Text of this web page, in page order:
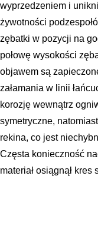
wyprzedzeniem i
żywotności
zębatki w pozycji na
połowę wysokości
objawem są
załamania w linii
korozję wewnątrz
symetryczne,
rekina, co jest
Częsta konieczność
materiał osiągnął